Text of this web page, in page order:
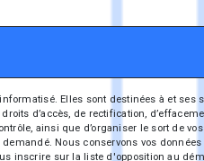
Elles sont destinées à et ses
d’accès, de rectification,
ainsi que d’organiser le sort de
Nous conservons vos
inscrire sur la liste d'opposition au